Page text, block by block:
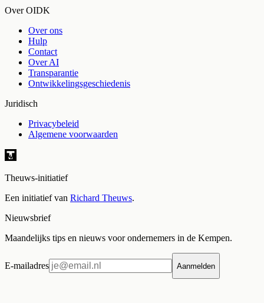
Over OIDK
Over ons
Hulp
Contact
Over AI
Transparantie
Ontwikkelingsgeschiedenis
Juridisch
Privacybeleid
Algemene voorwaarden
Theuws-initiatief
Een initiatief van Richard Theuws.
Nieuwsbrief
Maandelijks tips en nieuws voor ondernemers in de Kempen.
E-mailadres Aanmelden